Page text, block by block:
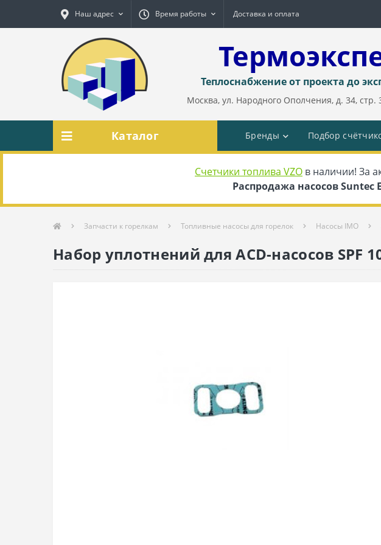
Наш адрес Время работы Доставка и оплата
Теплоснабжение от проекта до
Москва, ул. Народного Ополчения, д. 34, стр.
Каталог Бренды Подбор
Счетчики топлива VZO в наличии! За
Распродажа насосов Suntec
Запчасти к горелкам Топливные насосы для горелок Насосы IMO
Набор уплотнений для ACD-насосов SPF